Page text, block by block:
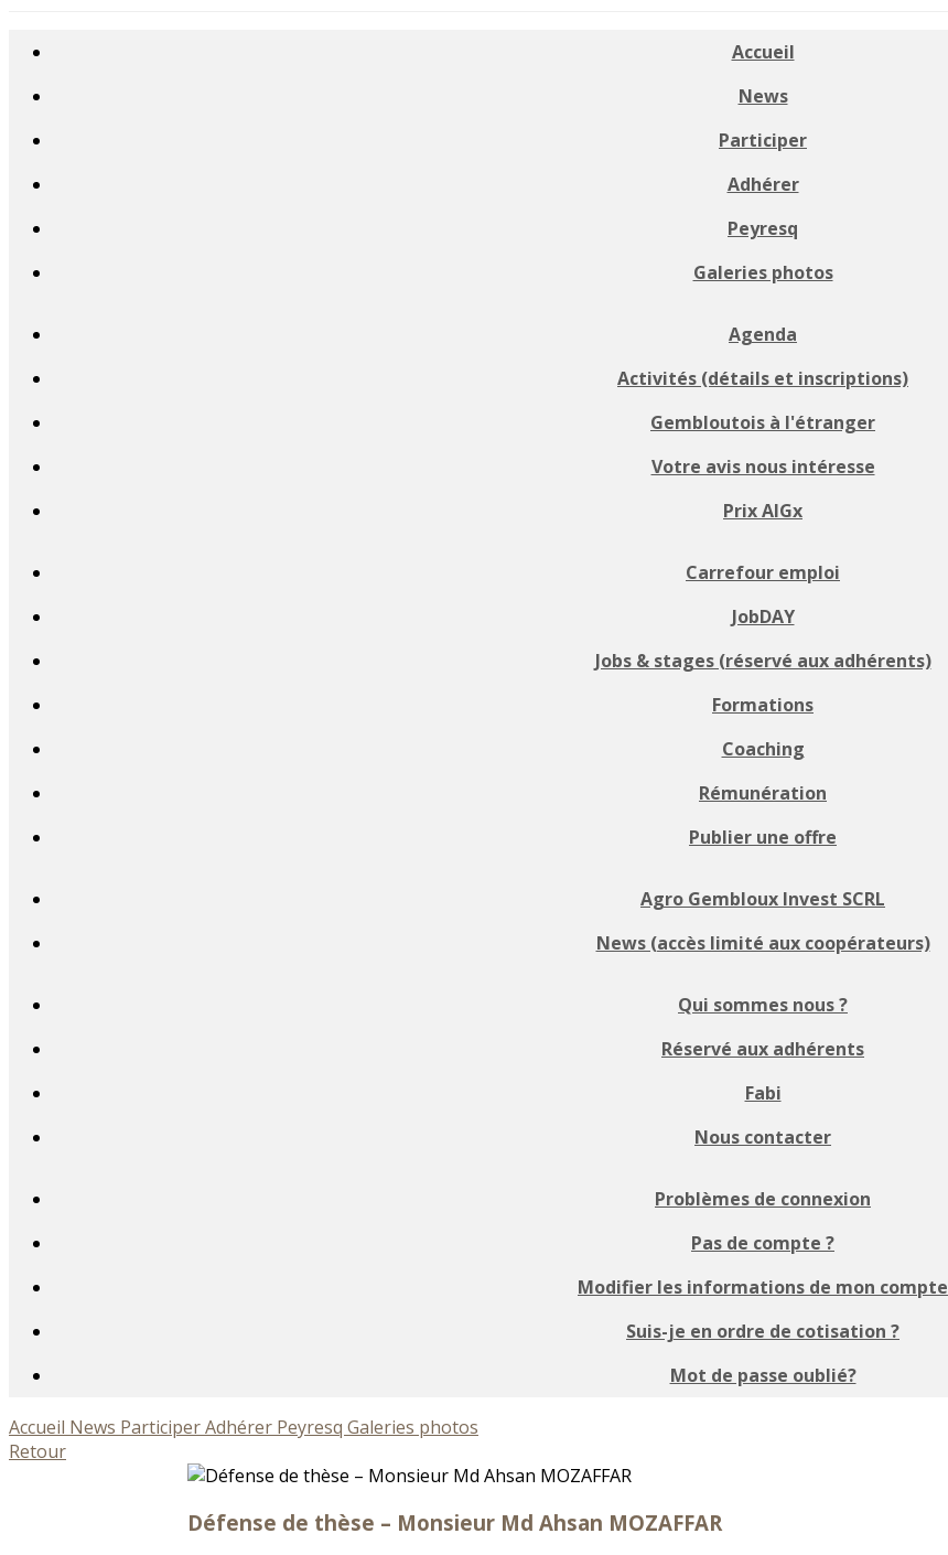
Accueil
News
Participer
Adhérer
Peyresq
Galeries photos
Agenda
Activités (détails et inscriptions)
Gembloutois à l'étranger
Votre avis nous intéresse
Prix AIGx
Carrefour emploi
JobDAY
Jobs & stages (réservé aux adhérents)
Formations
Coaching
Rémunération
Publier une offre
Agro Gembloux Invest SCRL
News (accès limité aux coopérateurs)
Qui sommes nous ?
Réservé aux adhérents
Fabi
Nous contacter
Problèmes de connexion
Pas de compte ?
Modifier les informations de mon compte
Suis-je en ordre de cotisation ?
Mot de passe oublié?
Accueil News ParticiperAdhérer Peyresq Galeries photos
Retour
Défense de thèse – Monsieur Md Ahsan MOZAFFAR